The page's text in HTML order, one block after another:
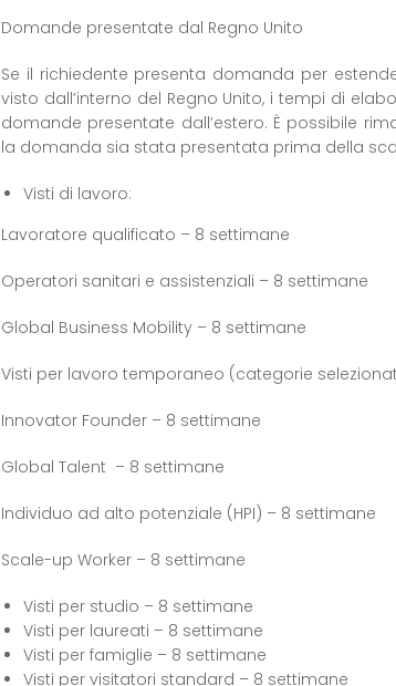
Domande presentate dal Regno Unito
Se il richiedente presenta domanda per
visto dall’interno del Regno Unito, i tempi di
domande presentate dall’estero. È possibile
la domanda sia stata presentata prima della
Visti di lavoro:
Lavoratore qualificato – 8 settimane
Operatori sanitari e assistenziali – 8 settimane
Global Business Mobility – 8 settimane
Visti per lavoro temporaneo (categorie
Innovator Founder – 8 settimane
Global Talent – 8 settimane
Individuo ad alto potenziale (HPI) – 8 settimane
Scale-up Worker – 8 settimane
Visti per studio – 8 settimane
Visti per laureati – 8 settimane
Visti per famiglie – 8 settimane
Visti per visitatori standard – 8 settimane